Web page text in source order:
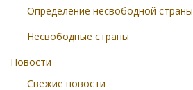
Определение несвободной страны
Несвободные страны
Новости
Свежие новости